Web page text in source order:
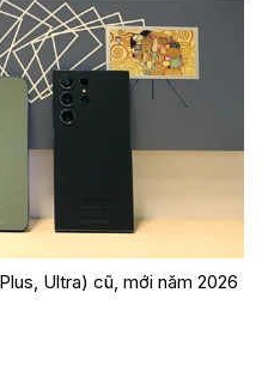
Ultra) cũ, mới năm 2026